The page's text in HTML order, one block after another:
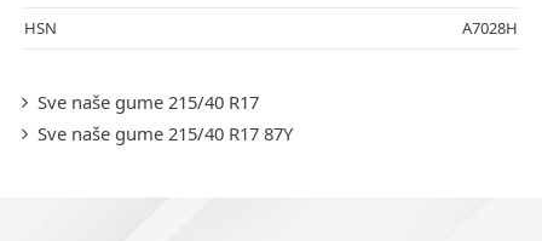
HSN
A7028H
Sve naše gume 215/40 R17
Sve naše gume 215/40 R17 87Y